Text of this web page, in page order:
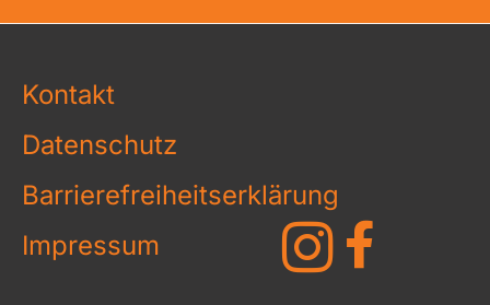
Kontakt
Datenschutz
Barrierefreiheitserklärung
Impressum